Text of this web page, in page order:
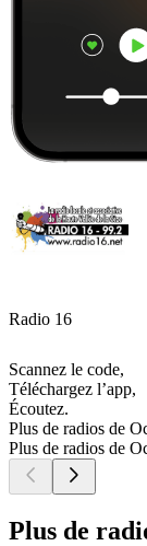
Radio 16
Scannez le code,
Téléchargez l’app,
Écoutez.
Plus de radios de
Plus de radios de
Plus de